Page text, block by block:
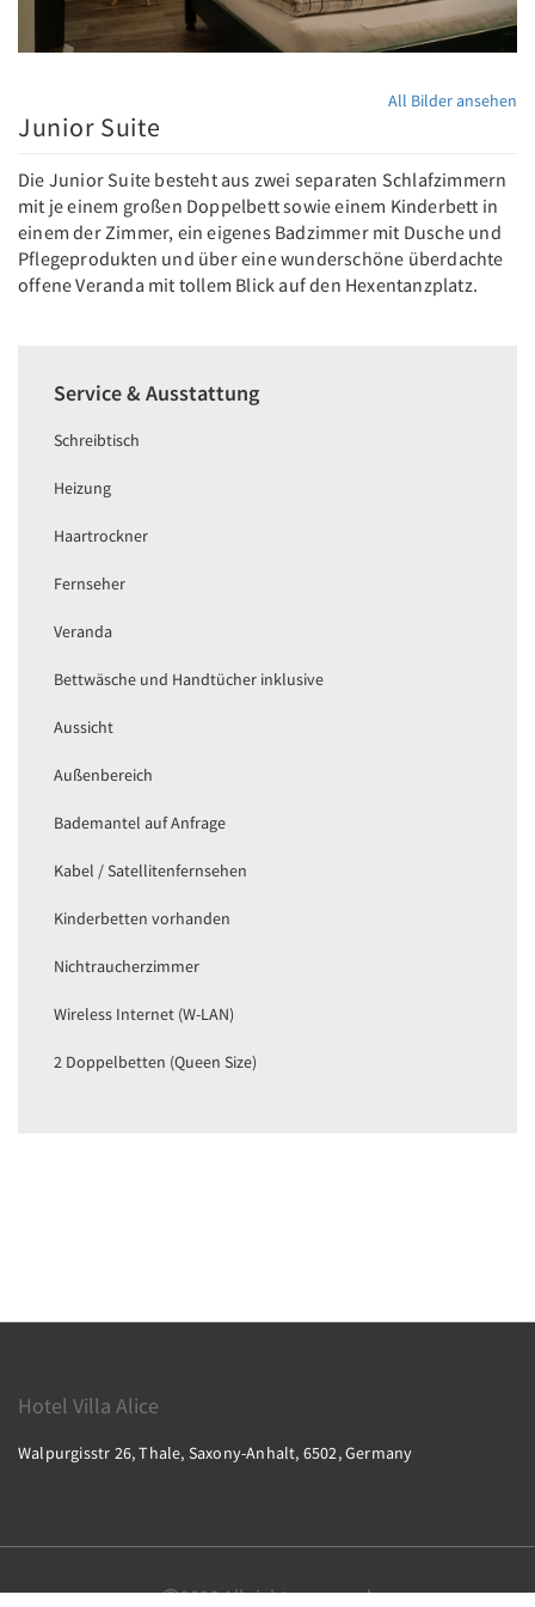
All Bilder ansehen
Junior Suite
Die Junior Suite besteht aus zwei separaten Schlafzimmern
mit je einem großen Doppelbett sowie einem Kinderbett in
einem der Zimmer, ein eigenes Badzimmer mit Dusche und
Pflegeprodukten und über eine wunderschöne überdachte
offene Veranda mit tollem Blick auf den Hexentanzplatz.
Service & Ausstattung
Schreibtisch
Heizung
Haartrockner
Fernseher
Veranda
Bettwäsche und Handtücher inklusive
Aussicht
Außenbereich
Bademantel auf Anfrage
Kabel / Satellitenfernsehen
Kinderbetten vorhanden
Nichtraucherzimmer
Wireless Internet (W-LAN)
2 Doppelbetten (Queen Size)
Hotel Villa Alice
Walpurgisstr 26, Thale, Saxony-Anhalt, 6502, Germany
2026All rights reserved